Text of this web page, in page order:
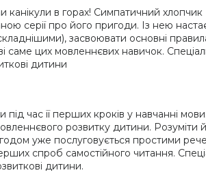
в горах! Симпатичний
серії про його пригоди. Із нею
засвоювати основні
саме цих мовленнєвих навичок.
дитини
час її перших кроків у навчанні
розвитку дитини. Розуміти
уже послуговується простими
спроб самостійного читання.
дитини.